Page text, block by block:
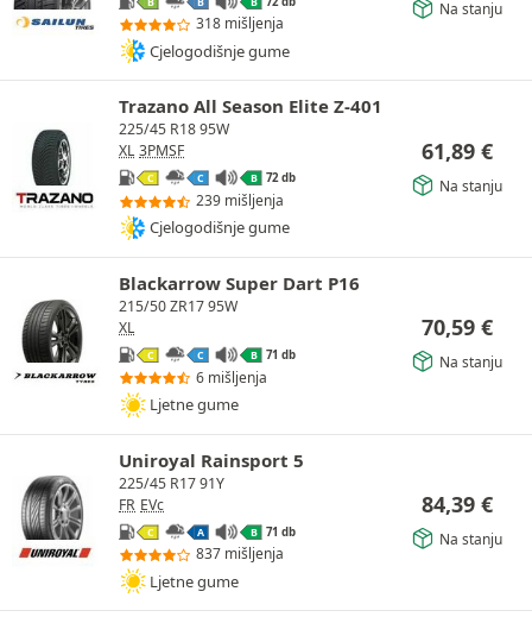
318 mišljenja
Cjelogodišnje gume
Na stanju
Trazano All Season Elite Z-401
225/45 R18 95W
XL 3PMSF
C C B 72 db
239 mišljenja
Cjelogodišnje gume
61,89 €
Na stanju
Blackarrow Super Dart P16
215/50 ZR17 95W
XL
C C B 71 db
6 mišljenja
Ljetne gume
70,59 €
Na stanju
Uniroyal Rainsport 5
225/45 R17 91Y
FR EVc
C A B 71 db
837 mišljenja
Ljetne gume
84,39 €
Na stanju